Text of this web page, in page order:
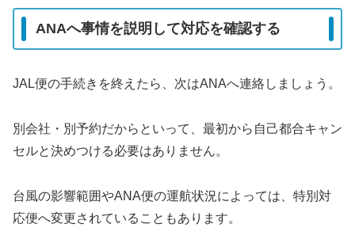
ANAへ事情を説明して対応を確認する
JAL便の手続きを終えたら、次はANAへ連絡しましょう。
別会社・別予約だからといって、最初から自己都合キャン
セルと決めつける必要はありません。
台風の影響範囲やANA便の運航状況によっては、特別対
応便へ変更されていることもあります。